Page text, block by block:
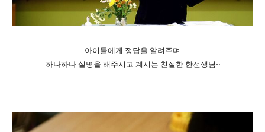
아이들에게 정답을 알려주며
하나하나 설명을 해주시고 계시는 친절한 한선생님~